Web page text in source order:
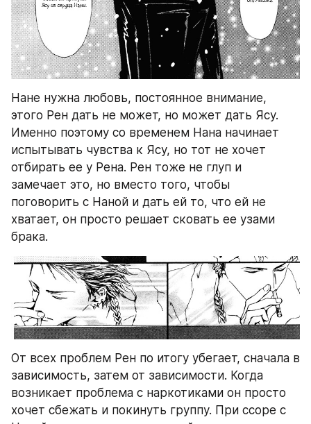
Нане нужна любовь, постоянное внимание,
этого Рен дать не может, но может дать Ясу.
Именно поэтому со временем Нана начинает
испытывать чувства к Ясу, но тот не хочет
отбирать ее у Рена. Рен тоже не глуп и
замечает это, но вместо того, чтобы
поговорить с Наной и дать ей то, что ей не
хватает, он просто решает сковать ее узами
брака.
От всех проблем Рен по итогу убегает, сначала в
зависимость, затем от зависимости. Когда
возникает проблема с наркотиками он просто
хочет сбежать и покинуть группу. При ссоре с